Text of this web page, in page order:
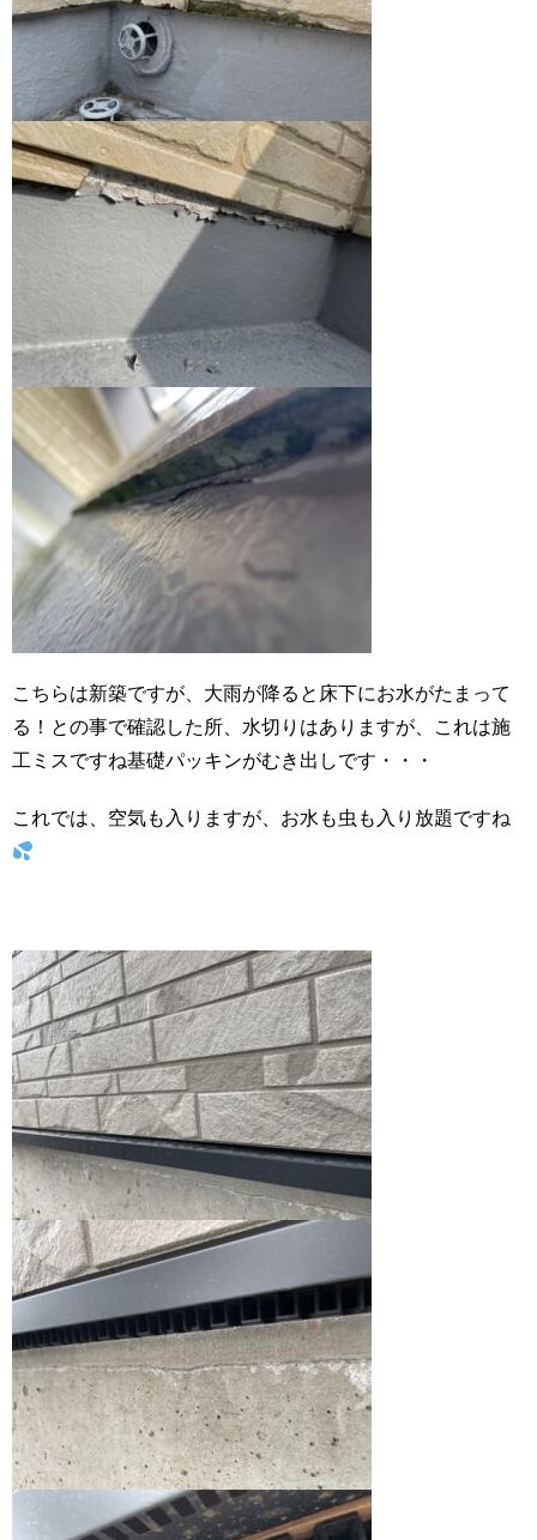
こちらは新築ですが、大雨が降ると床下にお水がたまって
る！との事で確認した所、水切りはありますが、これは施
工ミスですね基礎パッキンがむき出しです・・・
これでは、空気も入りますが、お水も虫も入り放題ですね